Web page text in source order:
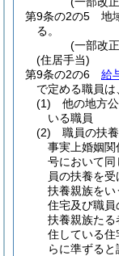
第9条の2の5
地
る。
(一部改
(住居手当)
第9条の2の6
給
で定める職員は
(1)
他の地方
いる職員
(2)
職員の扶
事実上婚姻
号において同
員の扶養を
扶養親族を
住宅及び職
扶養親族た
住している
らに準ずると